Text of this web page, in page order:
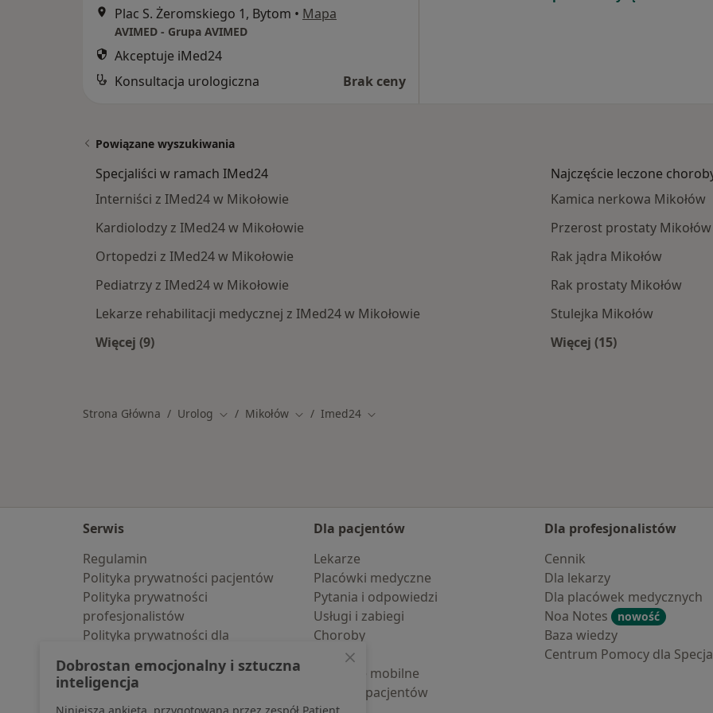
Plac S. Żeromskiego 1, Bytom • Mapa
AVIMED - Grupa AVIMED
Akceptuje iMed24
Konsultacja urologiczna
Brak ceny
Powiązane wyszukiwania
Specjaliści w ramach IMed24
Interniści z IMed24 w Mikołowie
Kardiolodzy z IMed24 w Mikołowie
Ortopedzi z IMed24 w Mikołowie
Pediatrzy z IMed24 w Mikołowie
Lekarze rehabilitacji medycznej z IMed24 w Mikołowie
Więcej (9)
Najczęście leczone
Kamica nerkowa Mikołów
Przerost prostaty Mikołów
Rak jądra Mikołów
Rak prostaty Mikołów
Stulejka Mikołów
Więcej (15)
Strona Główna Urolog Zmień miasto
Mikołów Zmień miasto
Imed24 Zmień miasto
Serwis
Regulamin
Polityka prywatności pacjentów
Polityka prywatności
profesjonalistów
Polityka prywatności dla
pozyskaliśmy samodzielnie
Polityka cookies
Dla pacjentów
Lekarze
Placówki medyczne
Pytania i odpowiedzi
Usługi i zabiegi
Choroby
Pomoc
Aplikacje mobilne
Blog dla pacjentów
Dla profesjonalistów
Cennik
Dla lekarzy
Dla placówek medycznych
Noa Notes
nowość
Baza wiedzy
Centrum Pomocy dla
Dobrostan emocjonalny i sztuczna
inteligencja